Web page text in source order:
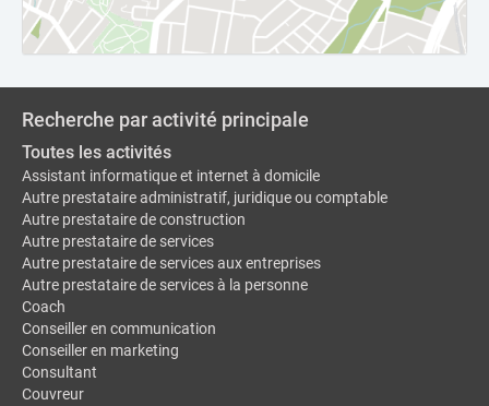
Recherche par activité principale
Toutes les activités
Assistant informatique et internet à domicile
Autre prestataire administratif, juridique ou comptable
Autre prestataire de construction
Autre prestataire de services
Autre prestataire de services aux entreprises
Autre prestataire de services à la personne
Coach
Conseiller en communication
Conseiller en marketing
Consultant
Couvreur